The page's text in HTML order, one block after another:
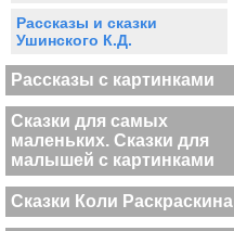
Рассказы и сказки
Ушинского К.Д.
Рассказы с картинками
Сказки для самых
маленьких. Сказки для
малышей с картинками
Сказки Коли Раскраскина